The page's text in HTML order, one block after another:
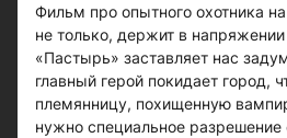
Фильм про опытного охотника
не только, держит в напряжении
«Пастырь» заставляет нас
главный герой покидает город,
племянницу, похищенную
нужно специальное разрешение